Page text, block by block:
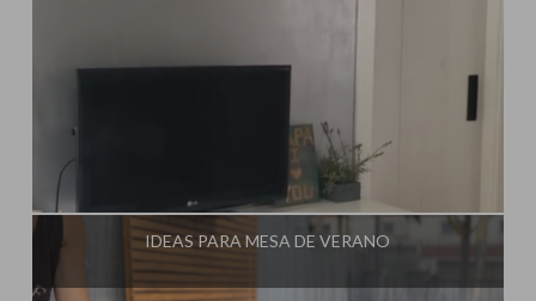
Steffido
IDEAS PARA MESA DE VERANO